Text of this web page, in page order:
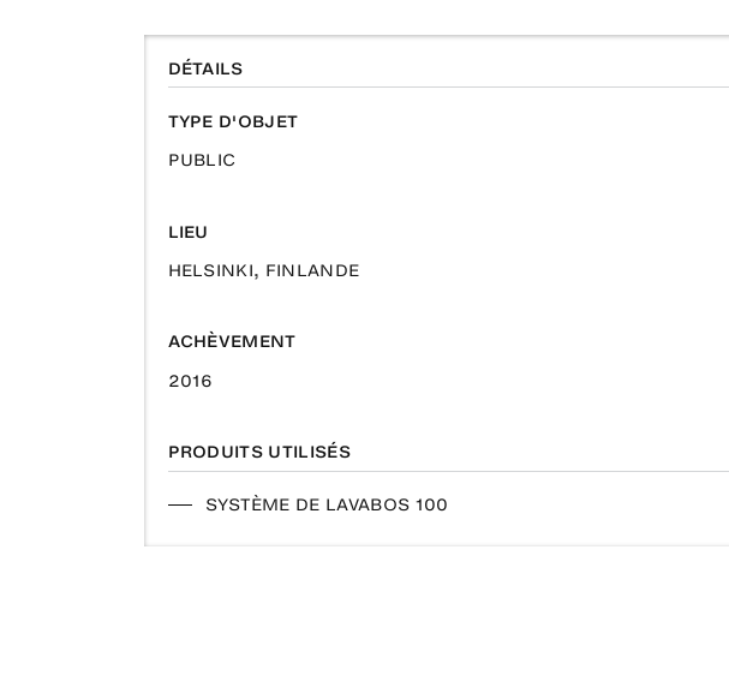
DÉTAILS
TYPE D'OBJET
PUBLIC
LIEU
HELSINKI, FINLANDE
ACHÈVEMENT
2016
PRODUITS UTILISÉS
SYSTÈME DE LAVABOS 100